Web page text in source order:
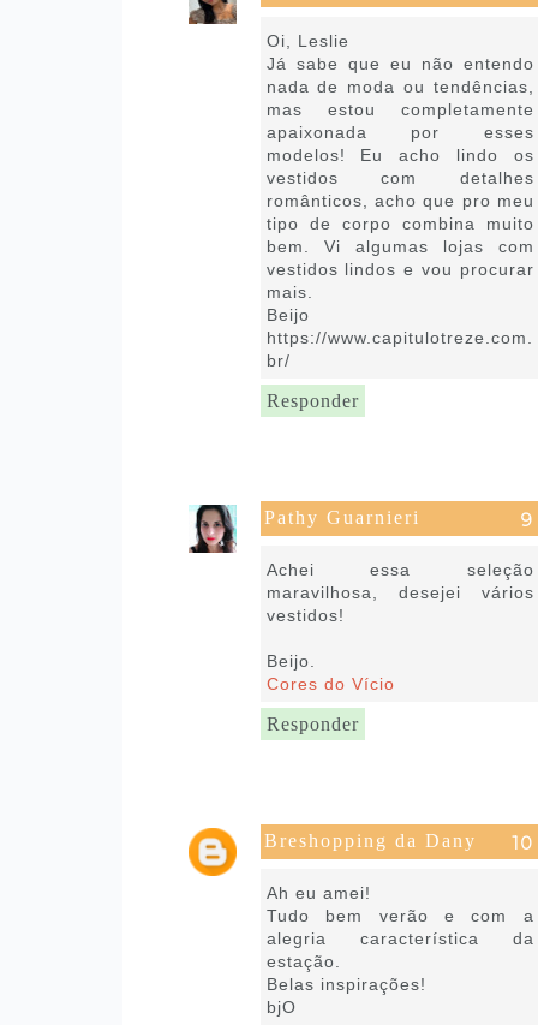
Oi, Leslie
Já sabe que eu não entendo
nada de moda ou tendências,
mas estou completamente
apaixonada por esses
modelos! Eu acho lindo os
vestidos com detalhes
românticos, acho que pro meu
tipo de corpo combina muito
bem. Vi algumas lojas com
vestidos lindos e vou procurar
mais.
Beijo
https://www.capitulotreze.com.
br/
Responder
Pathy Guarnieri
Achei essa seleção
maravilhosa, desejei vários
vestidos!
Beijo.
Cores do Vício
Responder
Breshopping da Dany
Ah eu amei!
Tudo bem verão e com a
alegria característica da
estação.
Belas inspirações!
bjO